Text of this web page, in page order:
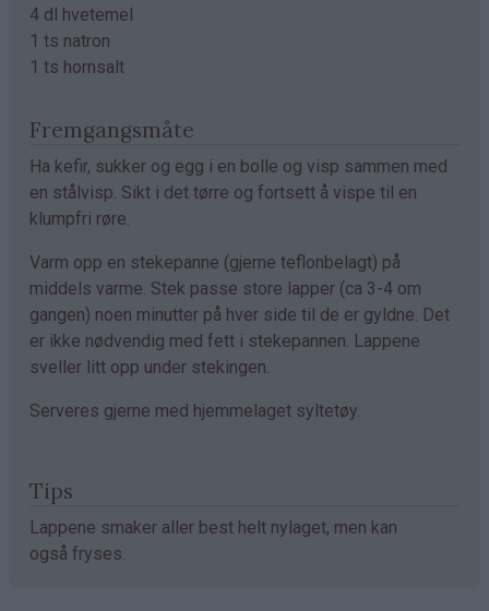
4 dl hvetemel
1 ts natron
1 ts hornsalt
Fremgangsmåte
Ha kefir, sukker og egg i en bolle og visp sammen med
en stålvisp. Sikt i det tørre og fortsett å vispe til en
klumpfri røre.
Varm opp en stekepanne (gjerne teflonbelagt) på
middels varme. Stek passe store lapper (ca 3-4 om
gangen) noen minutter på hver side til de er gyldne. Det
er ikke nødvendig med fett i stekepannen. Lappene
sveller litt opp under stekingen.
Serveres gjerne med hjemmelaget syltetøy.
Tips
Lappene smaker aller best helt nylaget, men kan
også fryses.